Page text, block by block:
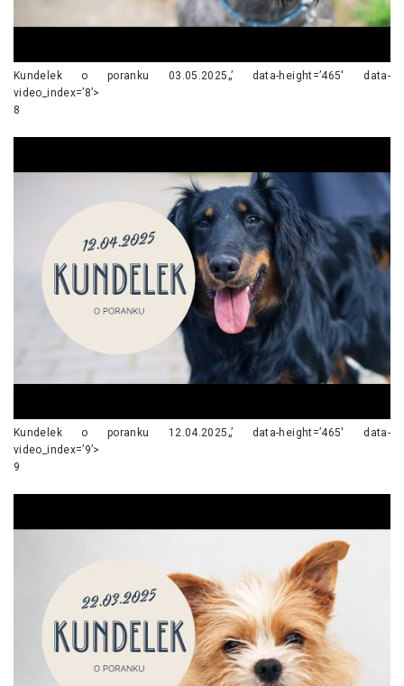
Kundelek o poranku 03.05.2025„’ data-height=’465′ data-
video_index=’8’>
8
Kundelek o poranku 12.04.2025„’ data-height=’465′ data-
video_index=’9’>
9